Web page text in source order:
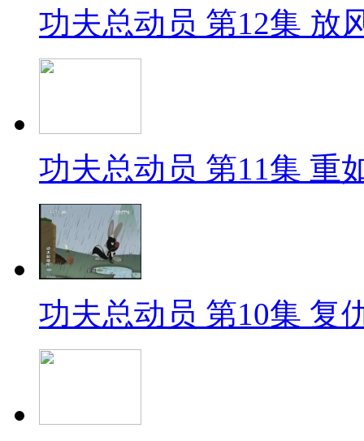
功夫总动员 第12集 放
功夫总动员 第11集 重
功夫总动员 第10集 复